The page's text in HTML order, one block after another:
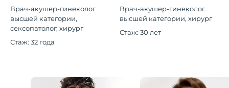
Врач-акушер-гинеколог
высшей категории,
сексопатолог, хирург
Стаж: 32 года
Врач-акушер-гинеколог
высшей категории, хирург
Стаж: 30 лет